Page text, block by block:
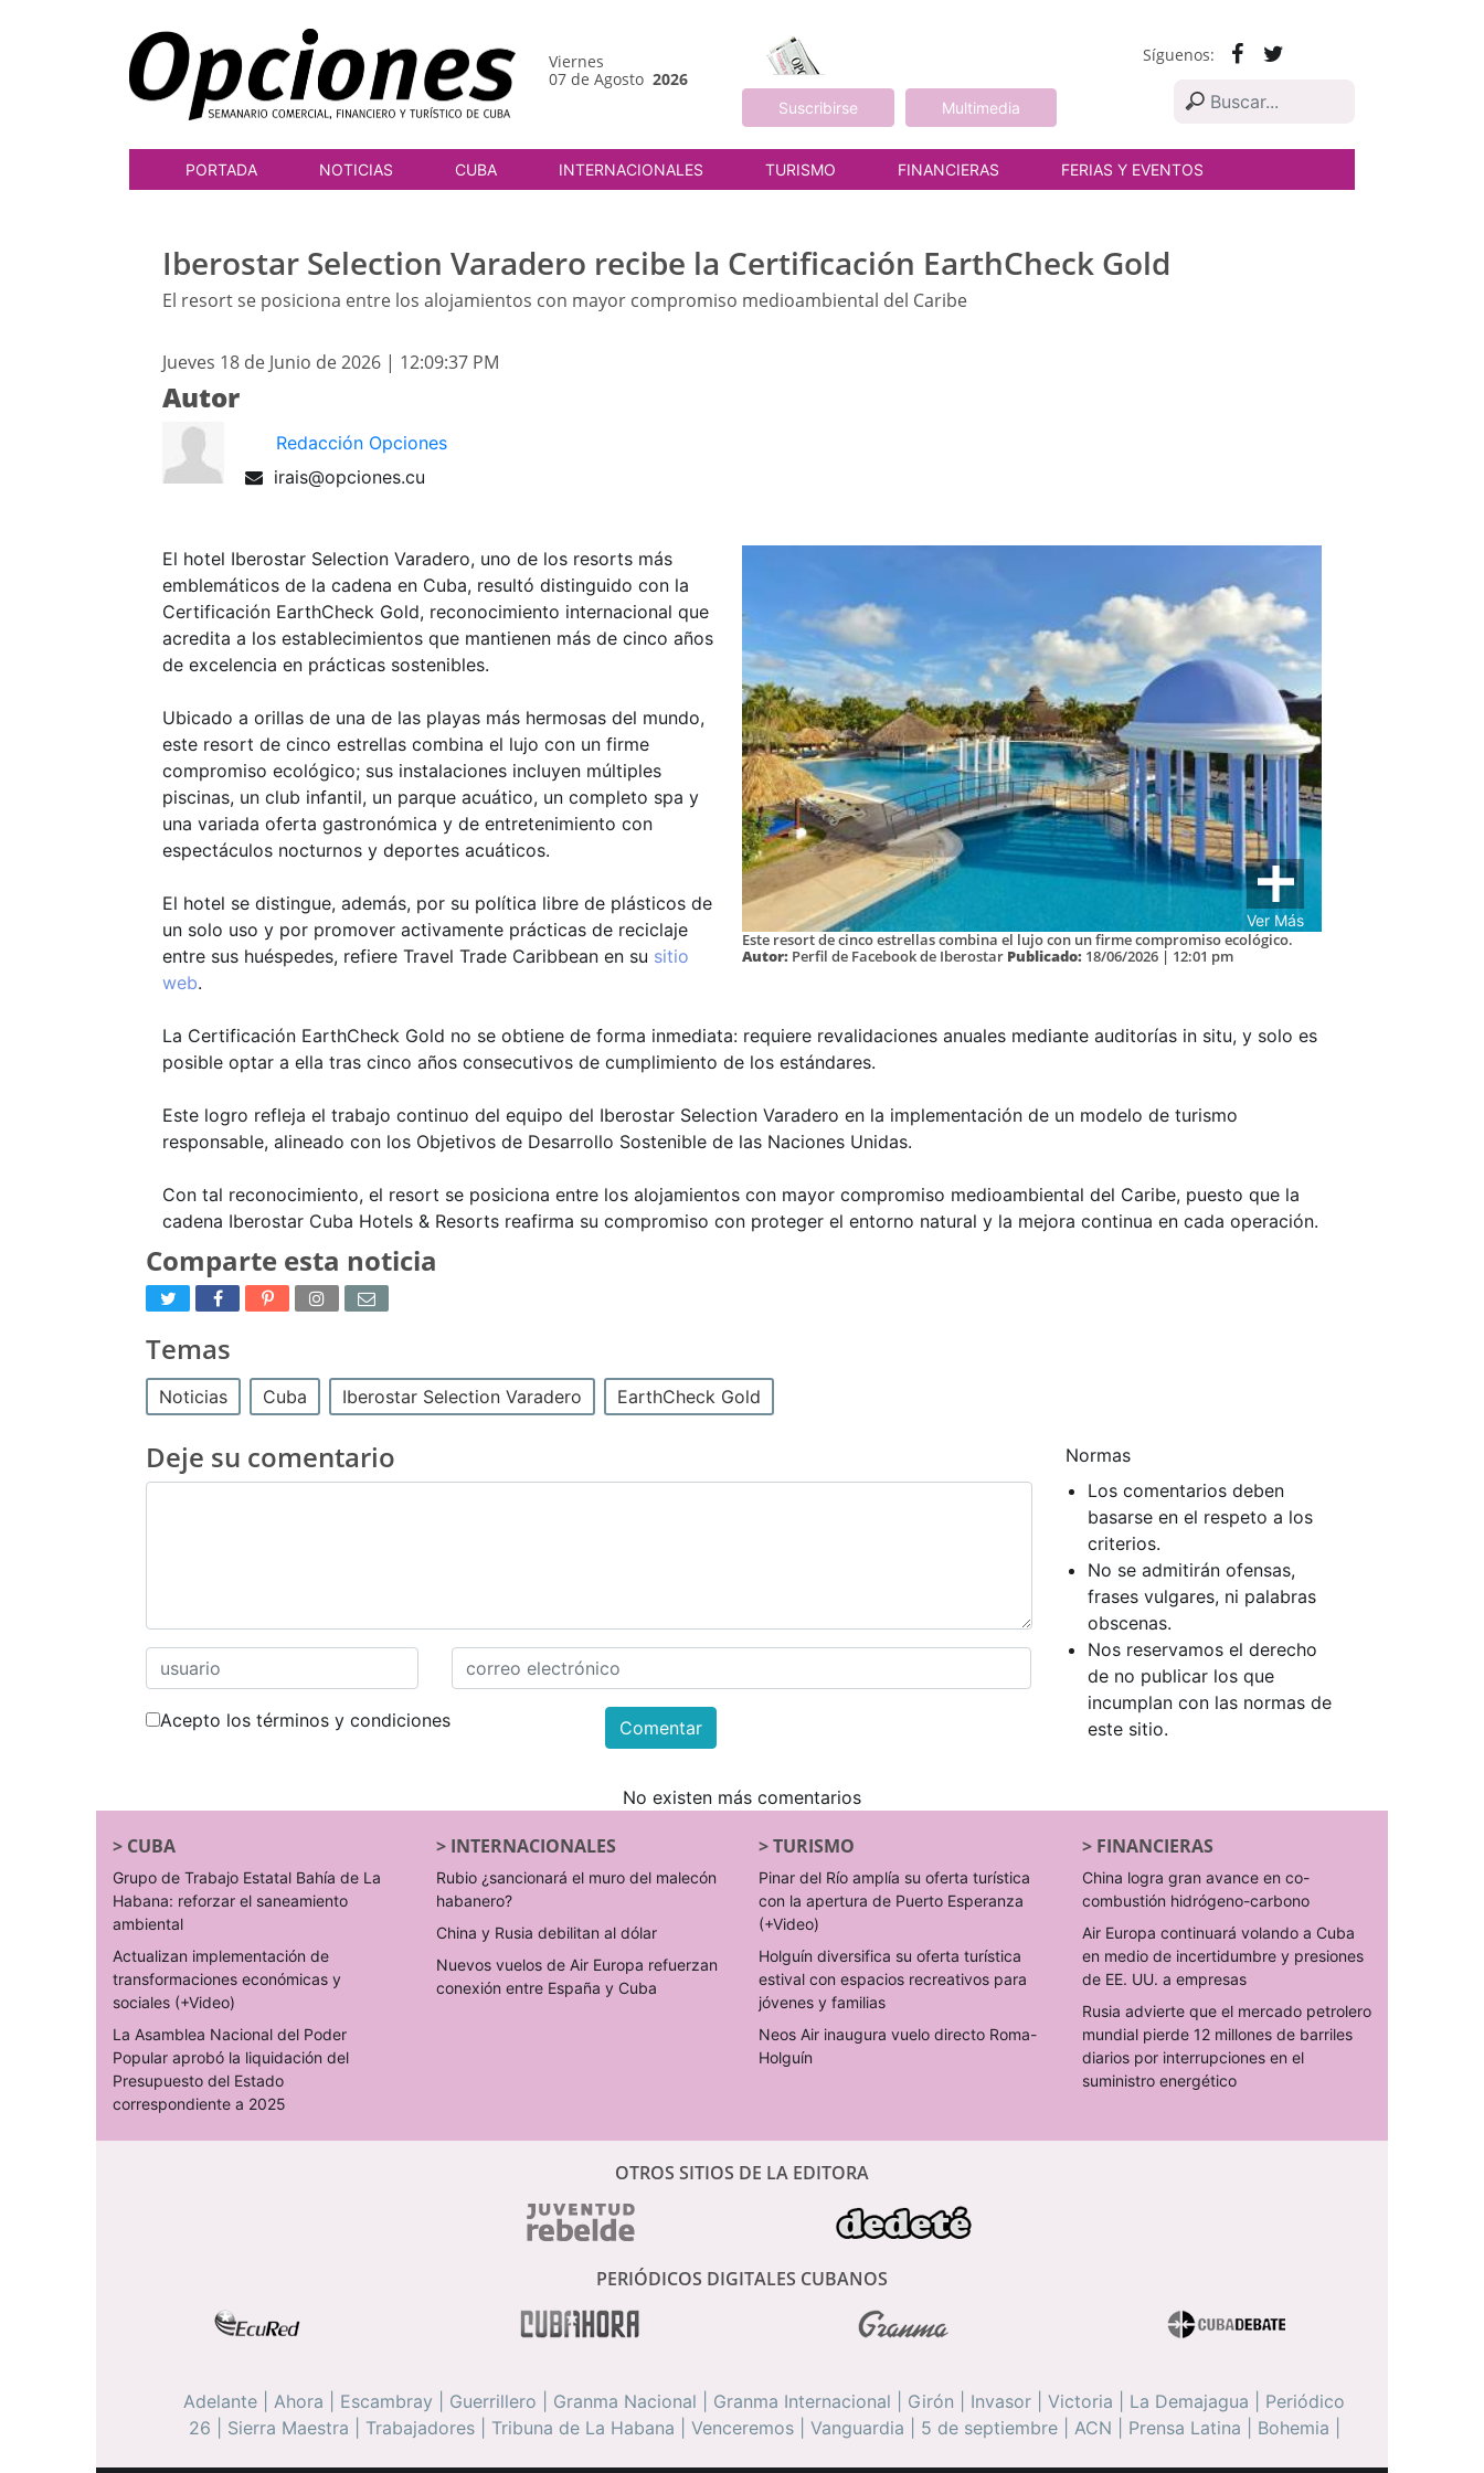
Viernes
07 de Agosto 2026
Suscribirse Multimedia
Síguenos:
PORTADA NOTICIAS CUBA INTERNACIONALES TURISMO FINANCIERAS FERIAS Y EVENTOS
Iberostar Selection Varadero recibe la Certificación EarthCheck Gold
El resort se posiciona entre los alojamientos con mayor compromiso medioambiental del Caribe
Jueves 18 de Junio de 2026 | 12:09:37 PM
Autor
Redacción Opciones
irais@opciones.cu
Ver Más
Este resort de cinco estrellas combina el lujo con un firme compromiso ecológico.
Autor: Perfil de Facebook de Iberostar Publicado: 18/06/2026 | 12:01 pm
El hotel Iberostar Selection Varadero, uno de los resorts más
emblemáticos de la cadena en Cuba, resultó distinguido con la
Certificación EarthCheck Gold, reconocimiento internacional que
acredita a los establecimientos que mantienen más de cinco años
de excelencia en prácticas sostenibles.
Ubicado a orillas de una de las playas más hermosas del mundo,
este resort de cinco estrellas combina el lujo con un firme
compromiso ecológico; sus instalaciones incluyen múltiples
piscinas, un club infantil, un parque acuático, un completo spa y
una variada oferta gastronómica y de entretenimiento con
espectáculos nocturnos y deportes acuáticos.
El hotel se distingue, además, por su política libre de plásticos de
un solo uso y por promover activamente prácticas de reciclaje
entre sus huéspedes, refiere Travel Trade Caribbean en su sitio
web.
La Certificación EarthCheck Gold no se obtiene de forma inmediata: requiere revalidaciones anuales mediante auditorías in situ, y solo es
posible optar a ella tras cinco años consecutivos de cumplimiento de los estándares.
Este logro refleja el trabajo continuo del equipo del Iberostar Selection Varadero en la implementación de un modelo de turismo
responsable, alineado con los Objetivos de Desarrollo Sostenible de las Naciones Unidas.
Con tal reconocimiento, el resort se posiciona entre los alojamientos con mayor compromiso medioambiental del Caribe, puesto que la
cadena Iberostar Cuba Hotels & Resorts reafirma su compromiso con proteger el entorno natural y la mejora continua en cada operación.
Comparte esta noticia
Temas
Noticias Cuba Iberostar Selection Varadero EarthCheck Gold
Deje su comentario
Acepto los términos y condiciones Comentar
Normas
Los comentarios deben
basarse en el respeto a los
criterios.
No se admitirán ofensas,
frases vulgares, ni palabras
obscenas.
Nos reservamos el derecho
de no publicar los que
incumplan con las normas de
este sitio.
No existen más comentarios
> CUBA
Grupo de Trabajo Estatal Bahía de La
Habana: reforzar el saneamiento
ambiental
Actualizan implementación de
transformaciones económicas y
sociales (+Video)
La Asamblea Nacional del Poder
Popular aprobó la liquidación del
Presupuesto del Estado
correspondiente a 2025
> INTERNACIONALES
Rubio ¿sancionará el muro del malecón
habanero?
China y Rusia debilitan al dólar
Nuevos vuelos de Air Europa refuerzan
conexión entre España y Cuba
>TURISMO
Pinar del Río amplía su oferta turística
con la apertura de Puerto Esperanza
(+Video)
Holguín diversifica su oferta turística
estival con espacios recreativos para
jóvenes y familias
Neos Air inaugura vuelo directo Roma-
Holguín
> FINANCIERAS
China logra gran avance en co-
combustión hidrógeno-carbono
Air Europa continuará volando a Cuba
en medio de incertidumbre y presiones
de EE. UU. a empresas
Rusia advierte que el mercado petrolero
mundial pierde 12 millones de barriles
diarios por interrupciones en el
suministro energético
OTROS SITIOS DE LA EDITORA
PERIÓDICOS DIGITALES CUBANOS
Adelante Ahora Escambray Guerrillero Granma Nacional Granma Internacional Girón Invasor Victoria La Demajagua
Periódico
26
Sierra Maestra Trabajadores| Tribuna de La Habana Venceremos| Vanguardia 5 de septiembre| ACN Prensa Latina Bohemia